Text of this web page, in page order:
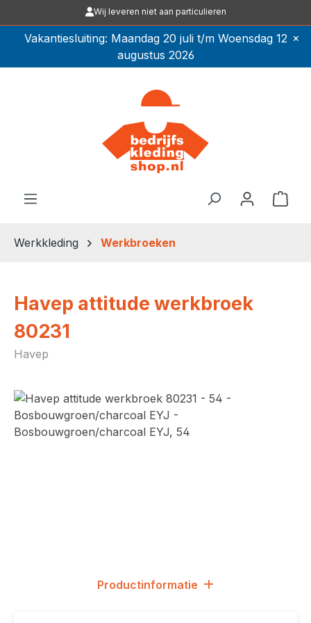
Ga naar de hoofdinhoudWij leveren niet aan particulieren
Vakantiesluiting: Maandag 20 juli t/m Woensdag 12
augustus 2026
×
Werkkleding Werkbroeken
Havep attitude werkbroek
80231
Havep
Afbeeldingengalerij overslaan
Productinformatie